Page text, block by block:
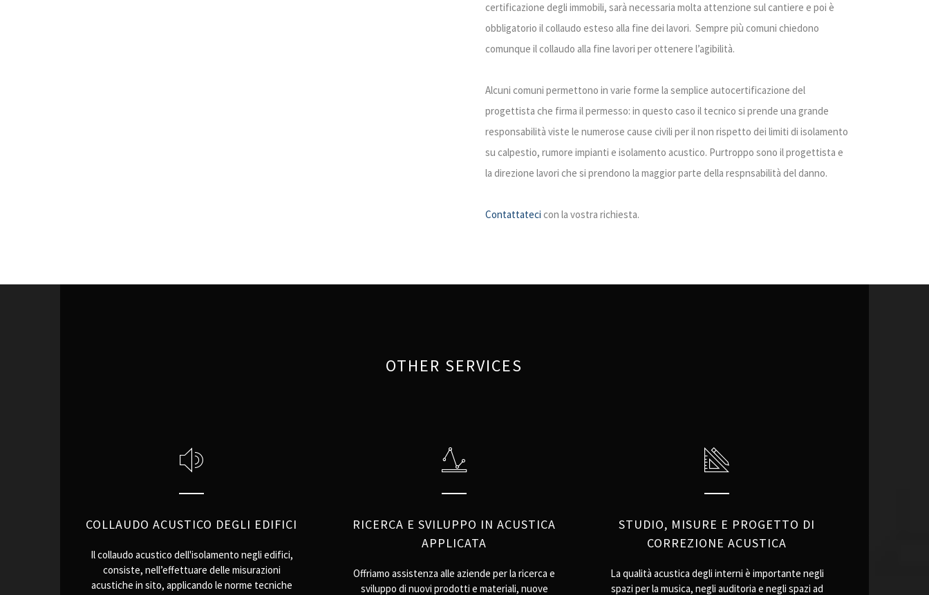
certificazione degli immobili, sarà necessaria molta attenzione sul cantiere e poi è
obbligatorio il collaudo esteso alla fine dei lavori. Sempre più comuni chiedono
comunque il collaudo alla fine lavori per ottenere l’agibilità.
Alcuni comuni permettono in varie forme la semplice autocertificazione del
progettista che firma il permesso: in questo caso il tecnico si prende una grande
responsabilità viste le numerose cause civili per il non rispetto dei limiti di isolamento
su calpestio, rumore impianti e isolamento acustico. Purtroppo sono il progettista e
la direzione lavori che si prendono la maggior parte della respnsabilità del danno.
Contattateci con la vostra richiesta.
OTHER SERVICES
COLLAUDO ACUSTICO DEGLI EDIFICI
Il collaudo acustico dell'isolamento negli edifici,
consiste, nell’effettuare delle misurazioni
acustiche in sito, applicando le norme tecniche
RICERCA E SVILUPPO IN ACUSTICA
APPLICATA
Offriamo assistenza alle aziende per la ricerca e
sviluppo di nuovi prodotti e materiali, nuove
STUDIO, MISURE E PROGETTO DI
CORREZIONE ACUSTICA
La qualità acustica degli interni è importante negli
spazi per la musica, negli auditoria e negli spazi ad